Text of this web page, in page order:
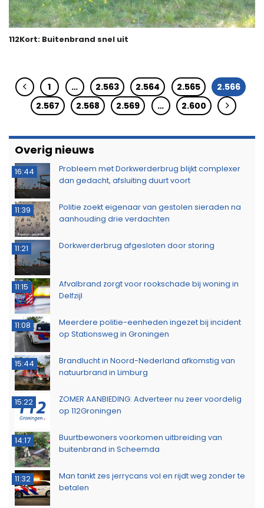
112Kort: Buitenbrand snel uit
1 … 2.563 2.564 2.565
2.566
2.567
2.568 2.569 … 2.600
Overig nieuws
16:44
Probleem met Dorkwerderbrug blijkt complexer
dan gedacht, afsluiting duurt voort
11:39
Politie zoekt eigenaar van gestolen sieraden na
aanhouding drie verdachten
11:21 Dorkwerderbrug afgesloten door storing
11:15
Afvalbrand zorgt voor rookschade bij woning in
Delfzijl
11:08
Meerdere politie-eenheden ingezet bij incident
op Stationsweg in Groningen
15:44
Brandlucht in Noord-Nederland afkomstig van
natuurbrand in Limburg
15:22
ZOMER AANBIEDING: Adverteer nu zeer voordelig
op 112Groningen
14:17
Buurtbewoners voorkomen uitbreiding van
buitenbrand in Scheemda
11:32
Man tankt zes jerrycans vol en rijdt weg zonder te
betalen